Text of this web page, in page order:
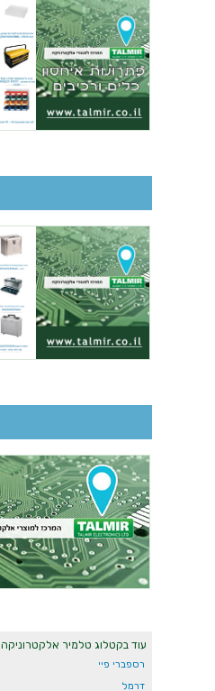
עוד בקטלוג טלמיר אלקטרוניקה
רספברי פיי
דרמל